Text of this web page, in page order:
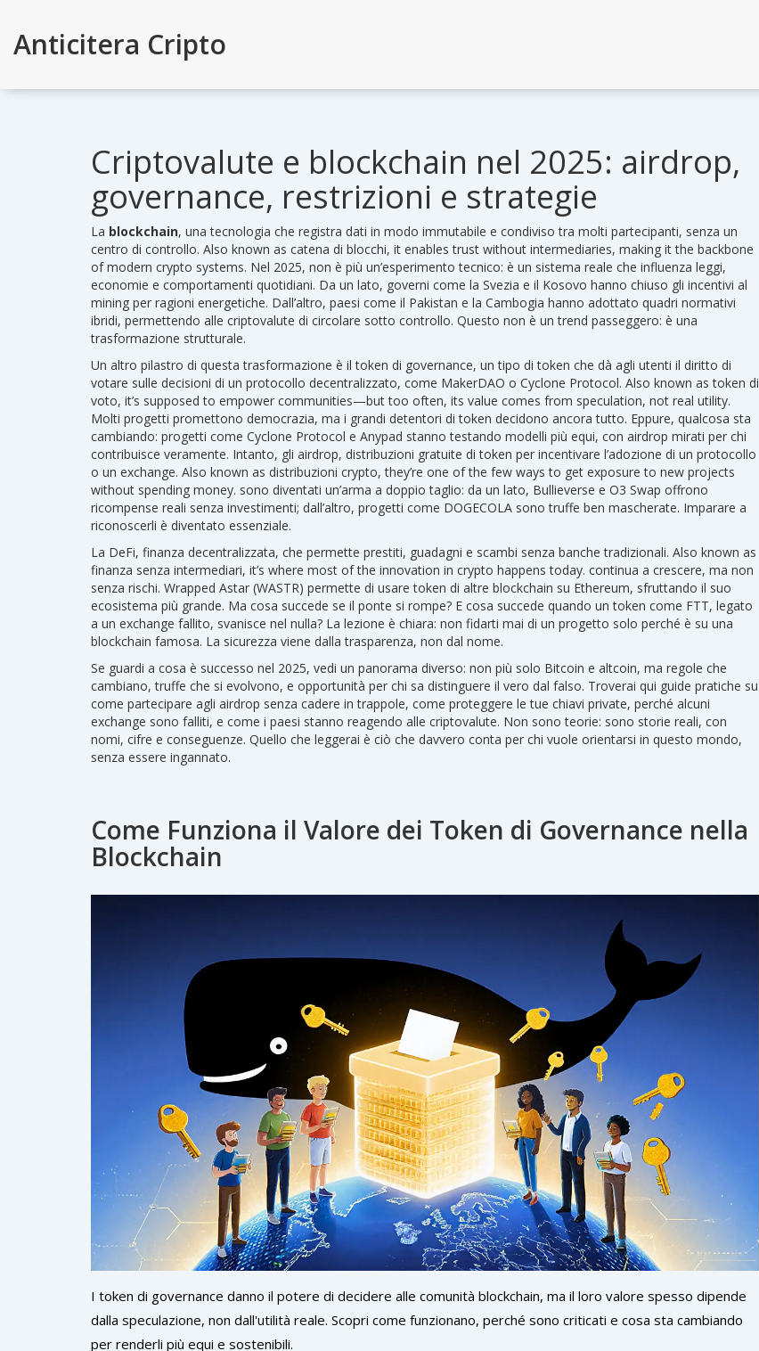
Anticitera Cripto
Criptovalute e blockchain nel 2025: airdrop,
governance, restrizioni e strategie
La blockchain, una tecnologia che registra dati in modo immutabile e condiviso tra molti partecipanti, senza un
centro di controllo. Also known as catena di blocchi, it enables trust without intermediaries, making it the backbone
of modern crypto systems. Nel 2025, non è più un’esperimento tecnico: è un sistema reale che influenza leggi,
economie e comportamenti quotidiani. Da un lato, governi come la Svezia e il Kosovo hanno chiuso gli incentivi al
mining per ragioni energetiche. Dall’altro, paesi come il Pakistan e la Cambogia hanno adottato quadri normativi
ibridi, permettendo alle criptovalute di circolare sotto controllo. Questo non è un trend passeggero: è una
trasformazione strutturale.
Un altro pilastro di questa trasformazione è iltoken di governance, un tipo di token che dà agli utenti il diritto di
votare sulle decisioni di un protocollo decentralizzato, come MakerDAO o Cyclone Protocol. Also known astoken di
voto, it’s supposed to empower communities—but too often, its value comes from speculation, not real utility.
Molti progetti promettono democrazia, ma i grandi detentori di token decidono ancora tutto. Eppure, qualcosa sta
cambiando: progetti come Cyclone Protocol e Anypad stanno testando modelli più equi, con airdrop mirati per chi
contribuisce veramente. Intanto, gli airdrop, distribuzioni gratuite di token per incentivare l’adozione di un protocollo
o un exchange. Also known as distribuzioni crypto, they’re one of the few ways to get exposure to new projects
without spending money. sono diventati un’arma a doppio taglio: da un lato, Bullieverse e O3 Swap offrono
ricompense reali senza investimenti; dall’altro, progetti come DOGECOLA sono truffe ben mascherate. Imparare a
riconoscerli è diventato essenziale.
La DeFi, finanza decentralizzata, che permette prestiti, guadagni e scambi senza banche tradizionali. Also known as
finanza senza intermediari, it’s where most of the innovation in crypto happens today. continua a crescere, ma non
senza rischi. Wrapped Astar (WASTR) permette di usare token di altre blockchain su Ethereum, sfruttando il suo
ecosistema più grande. Ma cosa succede se il ponte si rompe? E cosa succede quando un token come FTT, legato
a un exchange fallito, svanisce nel nulla? La lezione è chiara: non fidarti mai di un progetto solo perché è su una
blockchain famosa. La sicurezza viene dalla trasparenza, non dal nome.
Se guardi a cosa è successo nel 2025, vedi un panorama diverso: non più solo Bitcoin e altcoin, ma regole che
cambiano, truffe che si evolvono, e opportunità per chi sa distinguere il vero dal falso. Troverai qui guide pratiche su
come partecipare agli airdrop senza cadere in trappole, come proteggere le tue chiavi private, perché alcuni
exchange sono falliti, e come i paesi stanno reagendo alle criptovalute. Non sono teorie: sono storie reali, con
nomi, cifre e conseguenze. Quello che leggerai è ciò che davvero conta per chi vuole orientarsi in questo mondo,
senza essere ingannato.
Come Funziona il Valore dei Token di Governance nella
Blockchain
I token di governance danno il potere di decidere alle comunità blockchain, ma il loro valore spesso dipende
dalla speculazione, non dall'utilità reale. Scopri come funzionano, perché sono criticati e cosa sta cambiando
per renderli più equi e sostenibili.